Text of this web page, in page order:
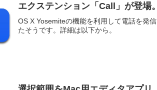
エクステンション「Call」が登場。
OS X Yosemiteの機能を利用して電話を発
たそうです。詳細は以下から。